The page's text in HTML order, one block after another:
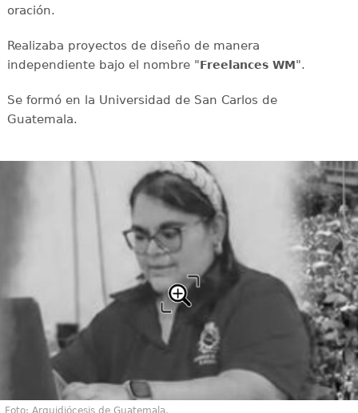
oración.
Realizaba proyectos de diseño de manera
independiente bajo el nombre "Freelances WM".
Se formó en la Universidad de San Carlos de
Guatemala.